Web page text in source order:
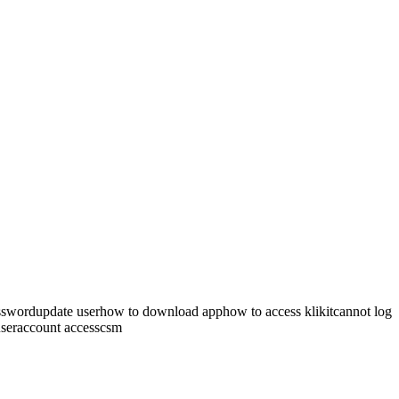
update userhow to download apphow to access klikitcannot log
account accesscsm